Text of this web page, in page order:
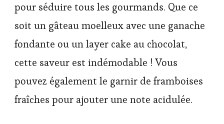
pour séduire tous les gourmands. Que ce
soit un gâteau moelleux avec une ganache
fondante ou un layer cake au chocolat,
cette saveur est indémodable ! Vous
pouvez également le garnir de framboises
fraîches pour ajouter une note acidulée.